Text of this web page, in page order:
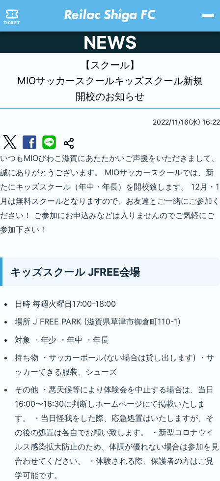
TICKET
NEWS
【スクール】
MIOサッカースクールキッズスクール新規
開校のお知らせ
2022/11/16(水) 16:22
いつもMIOびわこ滋賀にあたたかいご声援をいただきまして、
誠にありがとうございます。 MIOサッカースクールでは、新
たにキッズスクール（年中・年長）を開校致します。 12月・1
月は無料スクールとなりますので、お友達とご一緒にご参加く
ださい！ ご参加にお申込みなどは入りませんのでご気軽にご
参加下さい！
キッズスクール JFREE会場
日時 毎週火曜日17:00-18:00
場所 J FREE PARK (滋賀県草津市御倉町110-1)
対象 ・年少 ・年中 ・年長
持ち物 ・サッカーボール(ない場合は貸し出します) ・サ
ッカーできる服装、シューズ
その他 ・悪天候等により体験会を中止する場合は、当日
16:00〜16:30に判断しホームページにて掲載いたしま
す。 ・当日怪我をした際、応急処置はいたしますが、そ
の後の処置は各自でお願い致します。 ・新型コロナウイ
ルス感染拡大防止のため、体調が優れない場合は参加を見
合わせてください。 ・体験される際、保護者の方はご見
学可能です。